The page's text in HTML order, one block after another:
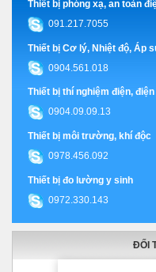
Thiết bị phóng xạ, an toàn
091.217.7055
Thiết bị Cơ lý, Nhiệt độ, Áp
0904.561.018
Thiết bị thí nghiệm điện,
0904.09.09.13
Thiết bị môi trường, khí độc
0978.456.092
Thiết bị đo lường y sinh
0972.330.143
ĐỐI